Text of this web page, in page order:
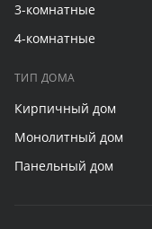
3-комнатные
4-комнатные
ТИП ДОМА
Кирпичный дом
Монолитный дом
Панельный дом